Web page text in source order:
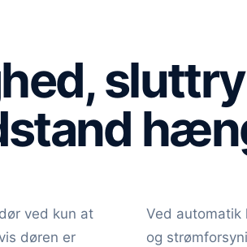
ved kun at
døren er
Ved automatik
og